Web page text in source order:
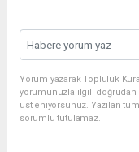
Yorum yazarak Topluluk
yorumunuzla ilgili doğrudan
üstleniyorsunuz. Yazılan
sorumlu tutulamaz.